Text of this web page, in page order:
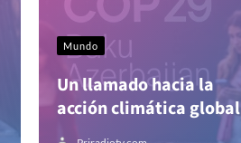
Mundo
Un llamado hacia la
acción climática global